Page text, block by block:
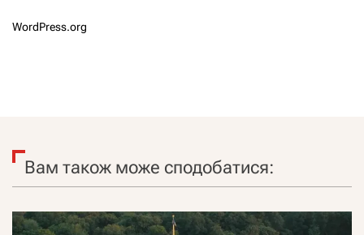
WordPress.org
Вам також може сподобатися: